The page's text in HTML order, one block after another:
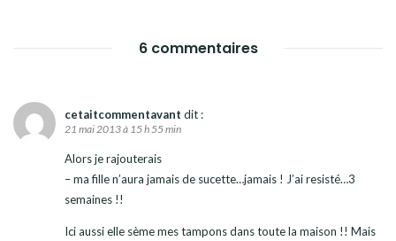
6 commentaires
cetaitcommentavant dit :
21 mai 2013 à 15 h 55 min
Alors je rajouterais
– ma fille n’aura jamais de sucette…jamais ! J’ai resisté…3
semaines !!
Ici aussi elle sème mes tampons dans toute la maison !! Mais